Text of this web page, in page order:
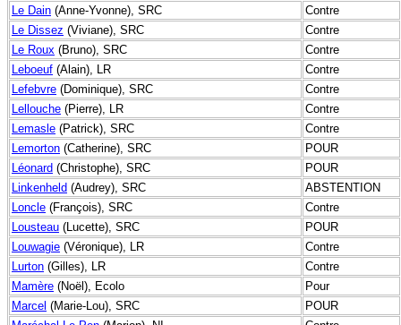
Le Dain (Anne-Yvonne), SRC
Contre
Le Dissez (Viviane), SRC
Contre
Le Roux (Bruno), SRC
Contre
Leboeuf (Alain), LR
Contre
Lefebvre (Dominique), SRC
Contre
Lellouche (Pierre), LR
Contre
Lemasle (Patrick), SRC
Contre
Lemorton (Catherine), SRC
POUR
Léonard (Christophe), SRC
POUR
Linkenheld (Audrey), SRC
ABSTENTION
Loncle (François), SRC
Contre
Lousteau (Lucette), SRC
POUR
Louwagie (Véronique), LR
Contre
Lurton (Gilles), LR
Contre
Mamère (Noël), Ecolo
Pour
Marcel (Marie-Lou), SRC
POUR